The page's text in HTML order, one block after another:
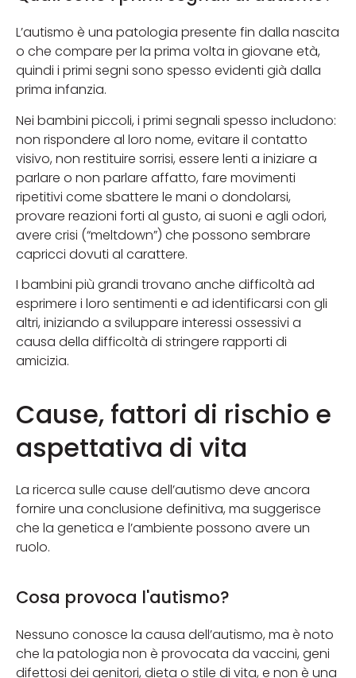
L’autismo è una patologia presente fin dalla nascita
o che compare per la prima volta in giovane età,
quindi i primi segni sono spesso evidenti già dalla
prima infanzia.
Nei bambini piccoli, i primi segnali spesso includono:
non rispondere al loro nome, evitare il contatto
visivo, non restituire sorrisi, essere lenti a iniziare a
parlare o non parlare affatto, fare movimenti
ripetitivi come sbattere le mani o dondolarsi,
provare reazioni forti al gusto, ai suoni e agli odori,
avere crisi (“meltdown”) che possono sembrare
capricci dovuti al carattere.
I bambini più grandi trovano anche difficoltà ad
esprimere i loro sentimenti e ad identificarsi con gli
altri, iniziando a sviluppare interessi ossessivi a
causa della difficoltà di stringere rapporti di
amicizia.
Cause, fattori di rischio e
aspettativa di vita
La ricerca sulle cause dell’autismo deve ancora
fornire una conclusione definitiva, ma suggerisce
che la genetica e l’ambiente possono avere un
ruolo.
Cosa provoca l'autismo?
Nessuno conosce la causa dell’autismo, ma è noto
che la patologia non è provocata da vaccini, geni
difettosi dei genitori, dieta o stile di vita, e non è una